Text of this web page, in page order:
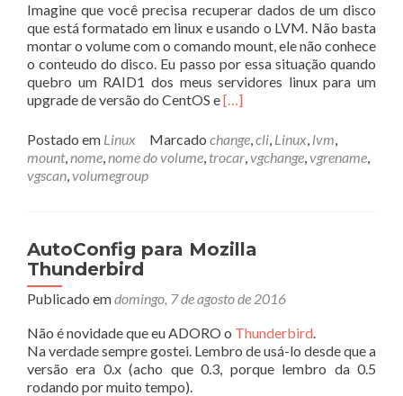
Imagine que você precisa recuperar dados de um disco
que está formatado em linux e usando o LVM. Não basta
montar o volume com o comando mount, ele não conhece
o conteudo do disco. Eu passo por essa situação quando
quebro um RAID1 dos meus servidores linux para um
upgrade de versão do CentOS eLeia
sobreMontando
disco
LVM
[…]
Postado em Linux Marcado change,cli, Linux, lvm,
mount,nome,nome do volume, trocar,vgchange,vgrename,
vgscan,volumegroup
AutoConfig para Mozilla
Thunderbird
Publicado emdomingo, 7 de agosto de 2016
Não é novidade que eu ADORO o Thunderbird.
Na verdade sempre gostei. Lembro de usá-lo desde que a
versão era 0.x (acho que 0.3, porque lembro da 0.5
rodando por muito tempo).